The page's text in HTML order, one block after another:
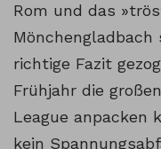
Rom und das
richtige Fazit
Frühjahr die
League anpacken
kein